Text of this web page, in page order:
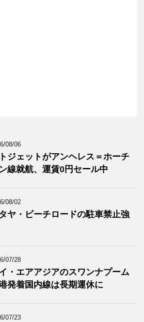
08/06
ジェットがアンヘレス＝ホーチ
線就航、運賃0円セール中
08/02
ヤ・ビーチロードの駐車禁止強
07/28
・エアアジアのスワンナプーム
発着国内線は長期運休に
07/23